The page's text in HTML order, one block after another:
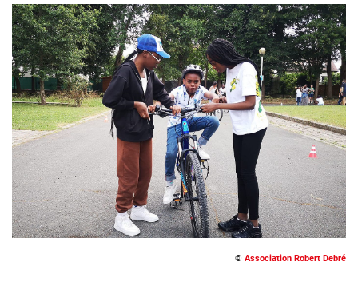
© Association Robert Debré